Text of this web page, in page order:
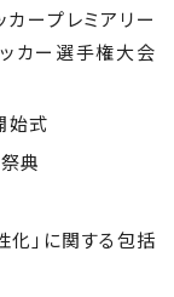
ープレミアリー
カー選手権大会
始式
典
」に関する包括